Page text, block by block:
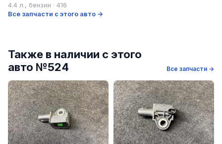
4.4 л., бензин · 416
Все запчасти с этого авто →
Также в наличии с этого
авто №524
Все запчасти →